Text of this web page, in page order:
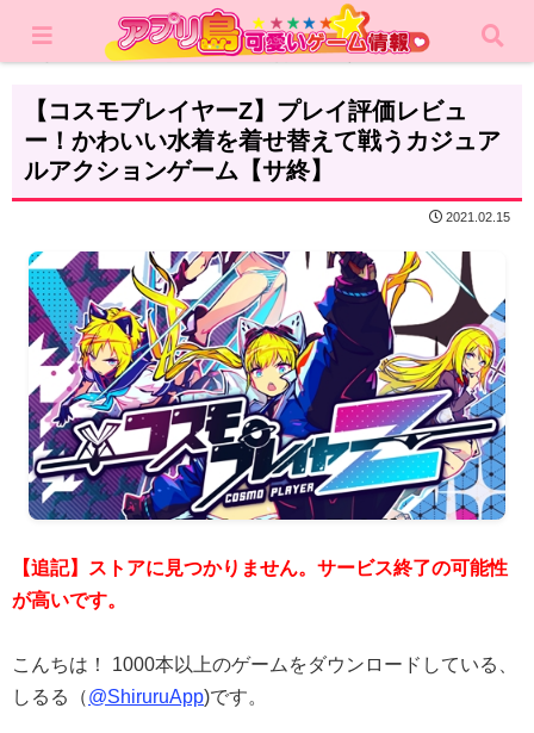
レビュー カジュアルゲーム
【コスモプレイヤーZ】プレイ評価レビュ
ー！かわいい水着を着せ替えて戦うカジュア
ルアクションゲーム【サ終】
2021.02.15
【追記】ストアに見つかりません。サービス終了の可能性
が高いです。
こんちは！ 1000本以上のゲームをダウンロードしている、
しるる（@ShiruruApp)です。